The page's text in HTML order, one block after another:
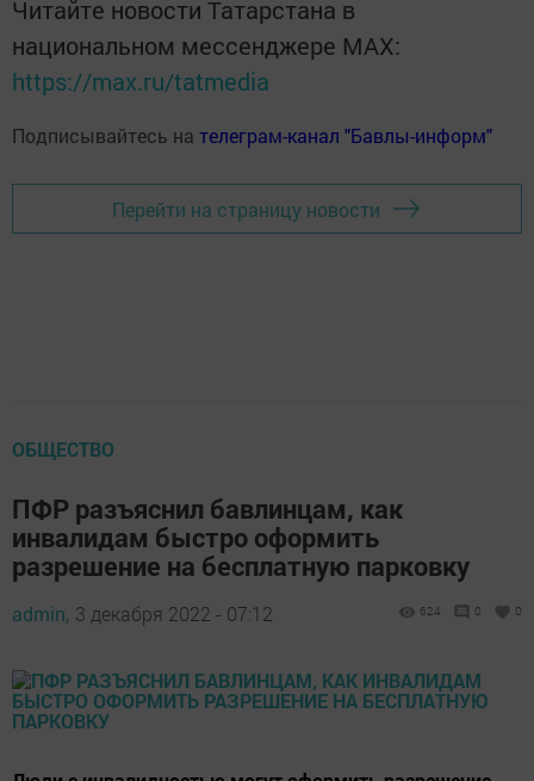
Читайте новости Татарстана в
национальном мессенджере MАХ:
https://max.ru/tatmedia
Подписывайтесь на телеграм-канал "Бавлы-информ"
Перейти на страницу новости
ОБЩЕСТВО
ПФР разъяснил бавлинцам, как
инвалидам быстро оформить
разрешение на бесплатную парковку
admin, 3 декабря 2022 - 07:12 624 0 0